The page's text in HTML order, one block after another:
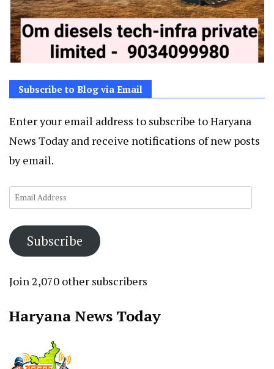
Subscribe to Blog via Email
Enter your email address to subscribe to Haryana
News Today and receive notifications of new posts
by email.
Email
Subscribe
Join 2,070 other subscribers
Haryana News Today